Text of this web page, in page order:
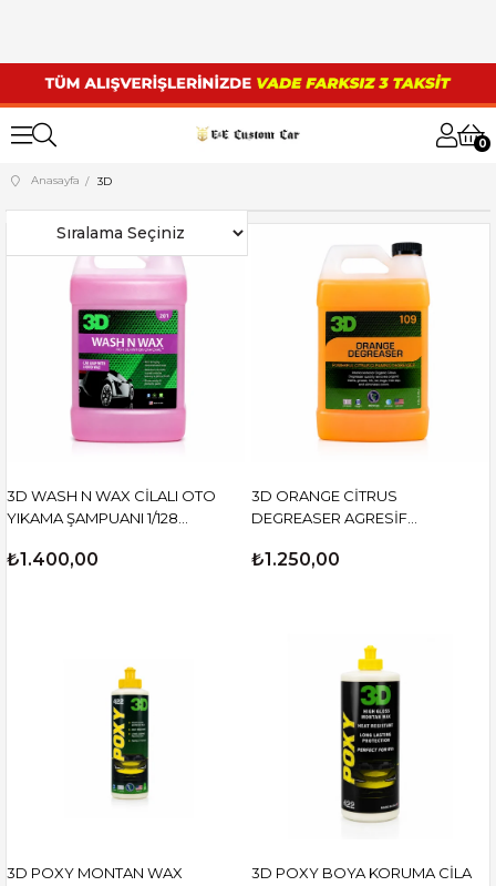
0
Anasayfa 3D
3D WASH N WAX CİLALI OTO
YIKAMA ŞAMPUANI 1/128
₺1.400,00
3D ORANGE CİTRUS
DEGREASER AGRESİF
₺1.250,00
3D POXY MONTAN WAX
3D POXY BOYA KORUMA CİLA